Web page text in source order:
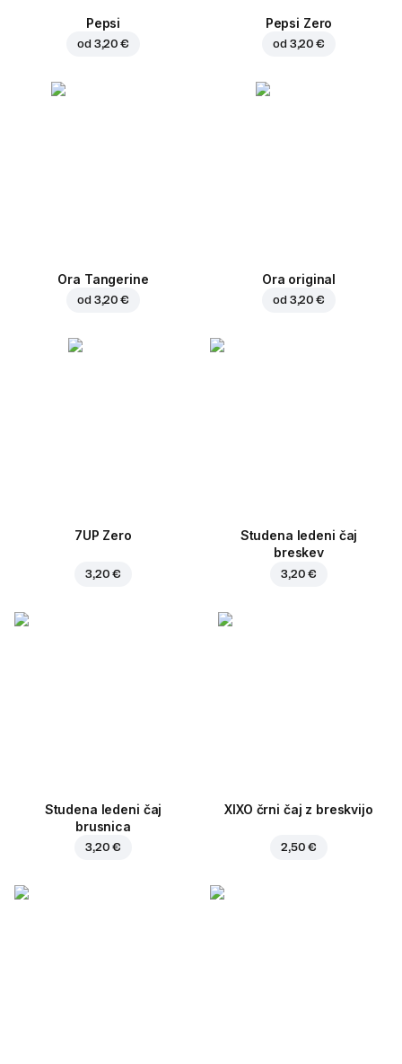
Pepsi
od 3,20 €
Pepsi Zero
od 3,20 €
Ora Tangerine
od 3,20 €
Ora original
od 3,20 €
7UP Zero
3,20 €
Studena ledeni čaj
breskev
3,20 €
Studena ledeni čaj
brusnica
3,20 €
XIXO črni čaj z breskvijo
2,50 €